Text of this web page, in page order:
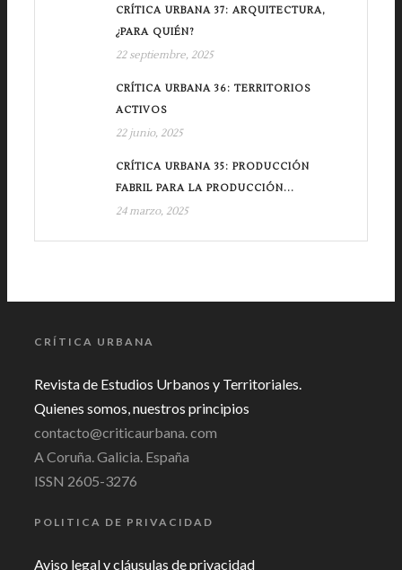
CRÍTICA URBANA 37: ARQUITECTURA,
¿PARA QUIÉN?
22 septiembre, 2025
CRÍTICA URBANA 36: TERRITORIOS
ACTIVOS
22 junio, 2025
CRÍTICA URBANA 35: PRODUCCIÓN
FABRIL PARA LA PRODUCCIÓN...
24 marzo, 2025
CRÍTICA URBANA
Revista de Estudios Urbanos y Territoriales.
Quienes somos, nuestros principios
contacto@criticaurbana. com
A Coruña. Galicia. España
ISSN 2605-3276
POLITICA DE PRIVACIDAD
Aviso legal y cláusulas de privacidad